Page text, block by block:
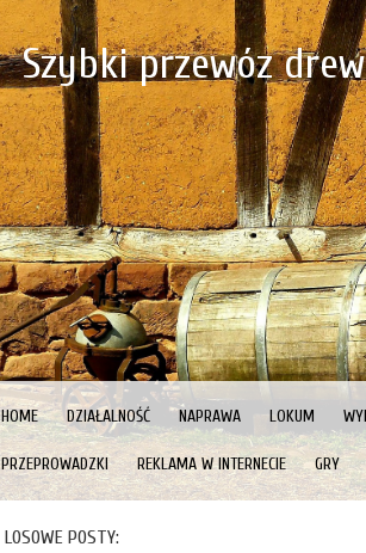
HOME DZIAŁALNOŚĆ NAPRAWA LOKUM
PRZEPROWADZKI REKLAMA W INTERNECIE GRY
Szybki przewóz
LOSOWE POSTY: